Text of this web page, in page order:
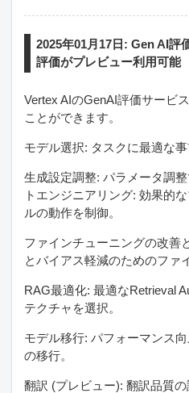
2025年01月17日: Gen AI評
評価がプレビュー利用可能
Vertex AIのGenAI評価サービ
ことができます。
モデル選択: タスクに最適な
生成設定調整: パラメータ調
トエンジニアリング: 効果的
ルの動作を制御。
ファインチューニングの改善
とバイアス軽減のためのファ
RAG最適化: 最適なRetrieval
テクチャを選択。
モデル移行: パフォーマンス
の移行。
翻訳 (プレビュー): 翻訳品質の